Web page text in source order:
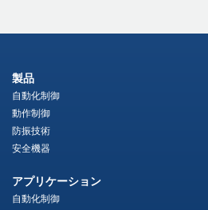
製品
自動化制御
動作制御
防振技術
安全機器
アプリケーション
自動化制御